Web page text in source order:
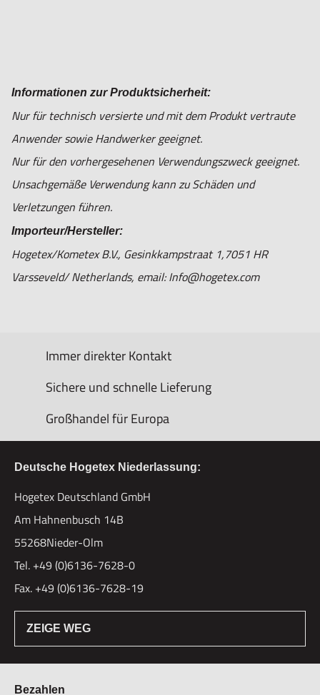
Informationen zur Produktsicherheit:
Nur für technisch versierte und mit dem Produkt vertraute
Anwender sowie Handwerker geeignet.
Nur für den vorhergesehenen Verwendungszweck geeignet.
Unsachgemäße Verwendung kann zu Schäden und
Verletzungen führen.
Importeur/Hersteller:
Hogetex/Kometex B.V., Gesinkkampstraat 1,7051 HR
Varsseveld/ Netherlands, email: Info@hogetex.com
Immer direkter Kontakt
Sichere und schnelle Lieferung
Großhandel für Europa
Deutsche Hogetex Niederlassung:
Hogetex Deutschland GmbH
Am Hahnenbusch 14B
55268Nieder-Olm
Tel. +49 (0)6136-7628-0
Fax. +49 (0)6136-7628-19
ZEIGE WEG
Bezahlen